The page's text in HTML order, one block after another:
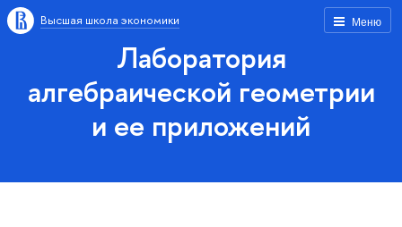
Меню
Высшая школа экономики
Лаборатория
алгебраической геометрии
и ее приложений